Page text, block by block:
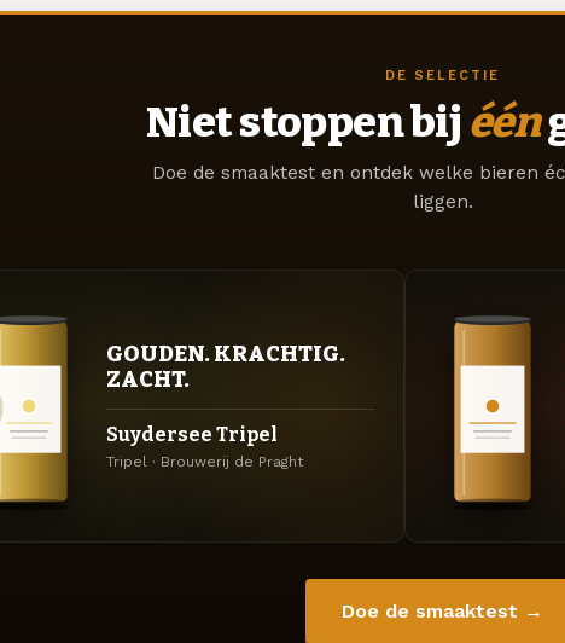
DE SELECTIE
Niet stoppen bij één
Doe de smaaktest en ontdek welke bieren
liggen.
GOUDEN. KRACHTIG.
ZACHT.
Suydersee Tripel
Tripel · Brouwerij de Praght
Doe de smaaktest →